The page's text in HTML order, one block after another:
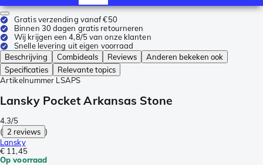
Gratis verzending vanaf €50
Binnen 30 dagen gratis retourneren
Wij krijgen een 4,8/5 van onze klanten
Snelle levering uit eigen voorraad
Beschrijving
Combideals Reviews
Anderen bekeken ook
Specificaties
Relevante topics
Artikelnummer LSAPS
Lansky Pocket Arkansas Stone
4.3/5
( 2 reviews )
Lansky
€ 11,45
Op voorraad